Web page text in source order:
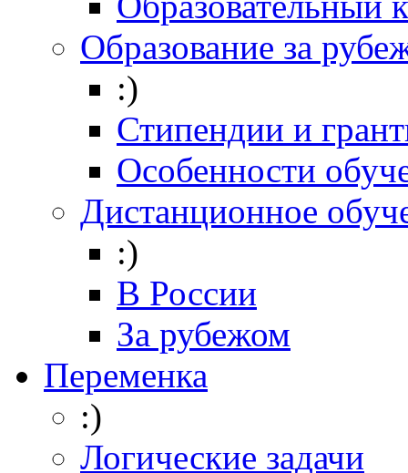
Образование за
:)
Стипендии и
Особенности
Дистанционное
:)
В России
За рубежом
Переменка
:)
Логические задачи